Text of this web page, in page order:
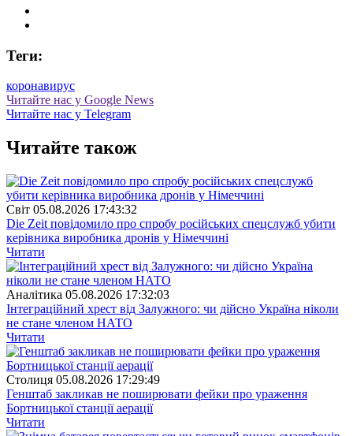
Теги:
коронавирус
Читайте нас у Google News
Читайте нас у Telegram
Читайте також
Свiт 05.08.2026 17:43:32
Die Zeit повідомило про спробу російських спецслужб убити
керівника виробника дронів у Німеччині
Читати
Аналітика 05.08.2026 17:32:03
Інтеграційний хрест від Залужного: чи дійсно Україна ніколи
не стане членом НАТО
Читати
Столиця 05.08.2026 17:29:49
Генштаб закликав не поширювати фейки про ураження
Бортницької станції аерації
Читати